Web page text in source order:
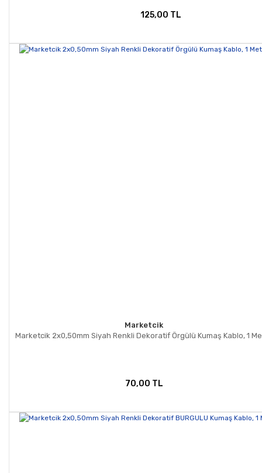
125,00 TL
Marketcik
Marketcik 2x0,50mm Siyah Renkli Dekoratif Örgülü Kumaş Kablo, 1
70,00 TL